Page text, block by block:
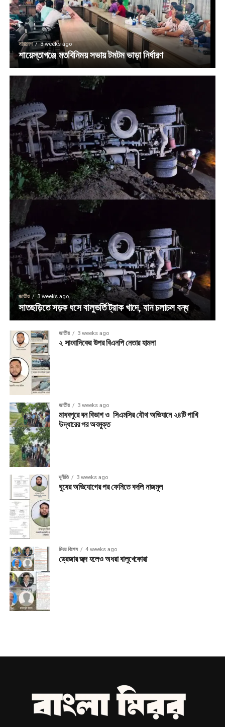
সারাদেশ 3 weeks ago
শায়েস্তাগঞ্জে মতবিনিময় সভায় টমটম ভাড়া নির্ধারণ
জাতীয় 3 weeks ago
সাতছড়িতে সড়ক ধসে বালুভর্তি ট্রাক খাদে, যান চলাচল বন্ধ
জাতীয় 3 weeks ago
২ সাংবাদিকের উপর বিএনপি নেতার হামলা
জাতীয় 3 weeks ago
মাধবপুরে বন বিভাগ ও সিএমসির যৌথ অভিযানে ২৪টি পাখি
উদ্ধারের পর অবমুক্ত
দূর্নীতি 3 weeks ago
ঘুষের অভিযোগের পর ফেনিতে বদলি নাজমুল
মিরর বিশেষ 4 weeks ago
ড্রেজার জব্দ হলেও অধরা বালুখেকোরা